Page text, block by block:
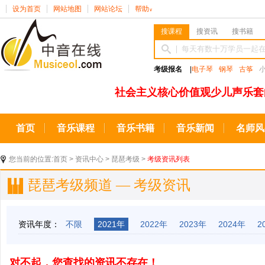
设为首页 网站地图 网站论坛 帮助 ∨
搜课程 搜资讯 搜书籍
考级报名 电子琴 钢琴 古筝
社会主义核心价值观少儿声乐
首页 音乐课程 音乐书籍 音乐新闻 名师
您当前的位置:首页 > 资讯中心 > 琵琶考级 > 考级资讯列表
琵琶考级频道 — 考级资讯
资讯年度： 不限 2021年 2022年 2023年 2024年
对不起，您查找的资讯不存在！